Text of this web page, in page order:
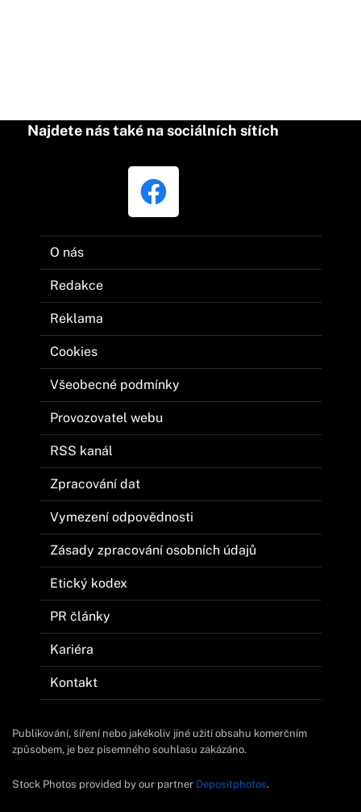
Najdete nás také na sociálních sítích
O nás
Redakce
Reklama
Cookies
Všeobecné podmínky
Provozovatel webu
RSS kanál
Zpracování dat
Vymezení odpovědnosti
Zásady zpracování osobních údajů
Etický kodex
PR články
Kariéra
Kontakt
Publikování, šíření nebo jakékoliv jiné užití obsahu komerčním
způsobem, je bez písemného souhlasu zakázáno.
Stock Photos provided by our partner Depositphotos.